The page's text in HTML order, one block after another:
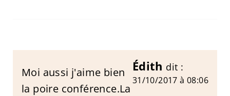
Édith dit :
31/10/2017 à 08:06
Moi aussi j'aime bien
la poire conférence.La